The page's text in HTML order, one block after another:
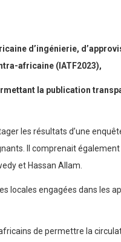
d’ingénierie,
africaine (IATF2023),
la publication
les résultats d’une
Il comprenait
et Hassan Allam.
locales engagées dans les
de permettre la